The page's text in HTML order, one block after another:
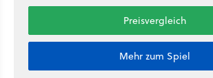
Preisvergleich
Mehr zum Spiel